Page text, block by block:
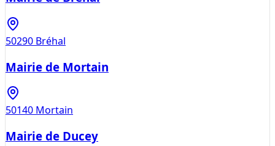
50290 Bréhal
Mairie de Mortain
50140 Mortain
Mairie de Ducey